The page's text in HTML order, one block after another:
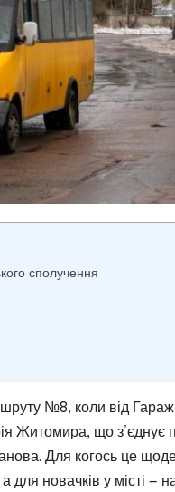
сполучення
№8, коли від
Житомира, що з’єднує
Для когось це
для новачків у місті —